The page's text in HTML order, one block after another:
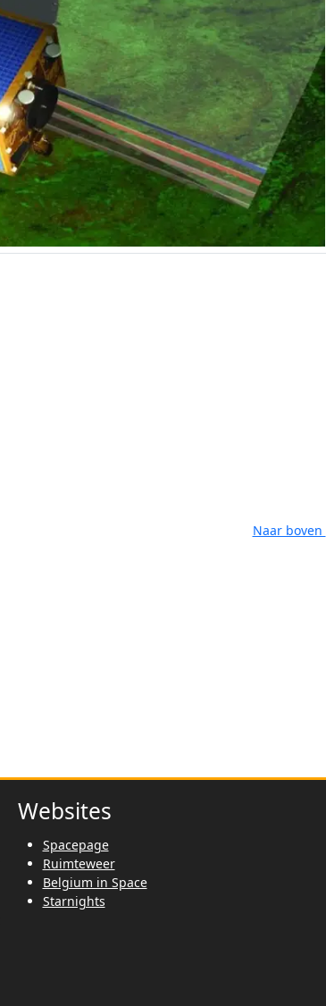
Naar boven
Websites
Spacepage
Ruimteweer
Belgium in Space
Starnights